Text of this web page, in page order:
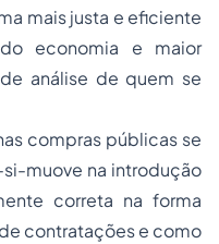
mais justa e eficiente
economia e maior
análise de quem se
compras públicas se
muove na introdução
correta na forma
contratações e como